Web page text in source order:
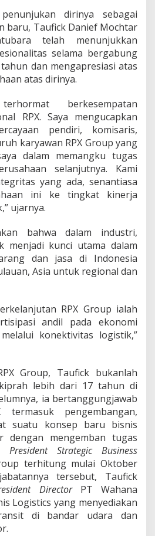
dirinya sebagai
baru, Taufick Danief Mochtar
telah menunjukkan
selama bergabung
dan mengapresiasi atas
atas dirinya.
berkesempatan
RPX. Saya mengucapkan
pendiri, komisaris,
karyawan RPX Group yang
dalam memangku tugas
selanjutnya. Kami
yang ada, senantiasa
ini ke tingkat kinerja
ujarnya.
bahwa dalam industri,
menjadi kunci utama dalam
dan jasa di Indonesia
Asia untuk regional dan
RPX Group ialah
andil pada ekonomi
konektivitas logistik,”
Group, Taufick bukanlah
lebih dari 17 tahun di
ia bertanggungjawab
pengembangan,
suatu konsep baru bisnis
dengan mengemban tugas
President Strategic Business
terhitung mulai Oktober
tersebut, Taufick
DirectorPT Wahana
Logistics yang menyediakan
di bandar udara dan